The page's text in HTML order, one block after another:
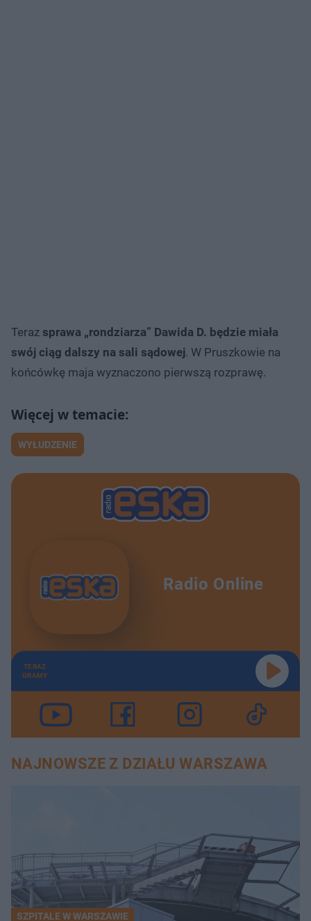
Teraz sprawa „rondziarza” Dawida D. będzie miała
swój ciąg dalszy na sali sądowej. W Pruszkowie na
końcówkę maja wyznaczono pierwszą rozprawę.
WYŁUDZENIE
Radio Online
TERAZ
GRAMY
NAJNOWSZE Z DZIAŁU WARSZAWA
SZPITALE W WARSZAWIE